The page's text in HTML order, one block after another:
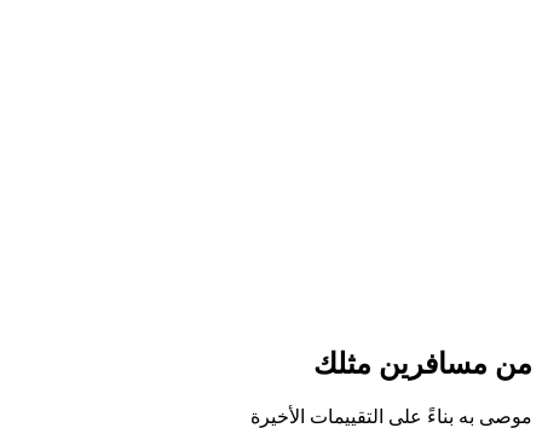
من مسافرين مثلك
موصى به بناءً على التقييمات الأخيرة